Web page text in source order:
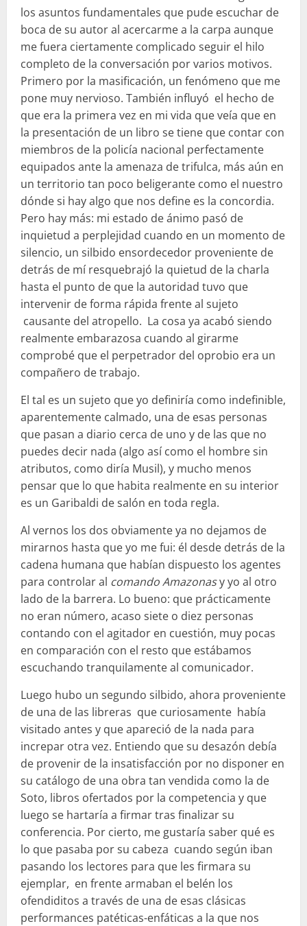
los asuntos fundamentales que pude escuchar de
boca de su autor al acercarme a la carpa aunque
me fuera ciertamente complicado seguir el hilo
completo de la conversación por varios motivos.
Primero por la masificación, un fenómeno que me
pone muy nervioso. También influyó el hecho de
que era la primera vez en mi vida que veía que en
la presentación de un libro se tiene que contar con
miembros de la policía nacional perfectamente
equipados ante la amenaza de trifulca, más aún en
un territorio tan poco beligerante como el nuestro
dónde si hay algo que nos define es la concordia.
Pero hay más: mi estado de ánimo pasó de
inquietud a perplejidad cuando en un momento de
silencio, un silbido ensordecedor proveniente de
detrás de mí resquebrajó la quietud de la charla
hasta el punto de que la autoridad tuvo que
intervenir de forma rápida frente al sujeto
causante del atropello. La cosa ya acabó siendo
realmente embarazosa cuando al girarme
comprobé que el perpetrador del oprobio era un
compañero de trabajo.
El tal es un sujeto que yo definiría como indefinible,
aparentemente calmado, una de esas personas
que pasan a diario cerca de uno y de las que no
puedes decir nada (algo así como el hombre sin
atributos, como diría Musil), y mucho menos
pensar que lo que habita realmente en su interior
es un Garibaldi de salón en toda regla.
Al vernos los dos obviamente ya no dejamos de
mirarnos hasta que yo me fui: él desde detrás de la
cadena humana que habían dispuesto los agentes
para controlar al comando Amazonasy yo al otro
lado de la barrera. Lo bueno: que prácticamente
no eran número, acaso siete o diez personas
contando con el agitador en cuestión, muy pocas
en comparación con el resto que estábamos
escuchando tranquilamente al comunicador.
Luego hubo un segundo silbido, ahora proveniente
de una de las libreras que curiosamente había
visitado antes y que apareció de la nada para
increpar otra vez. Entiendo que su desazón debía
de provenir de la insatisfacción por no disponer en
su catálogo de una obra tan vendida como la de
Soto, libros ofertados por la competencia y que
luego se hartaría a firmar tras finalizar su
conferencia. Por cierto, me gustaría saber qué es
lo que pasaba por su cabeza cuando según iban
pasando los lectores para que les firmara su
ejemplar, en frente armaban el belén los
ofendiditos a través de una de esas clásicas
performances patéticas-enfáticas a la que nos